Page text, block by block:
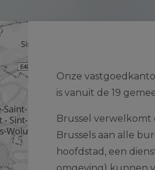
Onze
is vanuit de 19
Brussel verwelkomt
Brussels aan alle
hoofdstad, een